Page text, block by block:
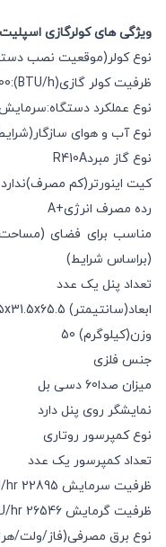
ویژگی های کولرگازی اسپلیت
نوع کولر(موقعیت نصب
ظرفیت کولر گازی(BTU/h):24000
نوع عملکرد
نوع آب و هوای
نوع گاز مبردR410A
کیت اینورتر(کم مصرف)ندارد
رده مصرف انرژی+A
(براساس شرایط)
تعداد پنل یک عدد
ابعاد(سانتیمتر) 90.5x31.5x65.5
وزن(کیلوگرم) 50
جنس فلزی
میزان صدا60 دسی بل
نمایشگر روی پنل دارد
نوع کمپرسور روتاری
تعداد کمپرسور یک عدد
ظرفیت سرمایش 22895 BTU/hr
ظرفیت گرمایش 26546 BTU/hr
نوع برق مصرفی(فاز/ولت/هرتز) تک فاز-